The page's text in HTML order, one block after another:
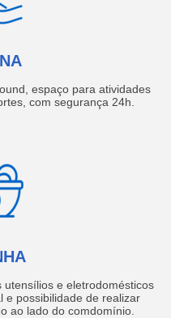
espaço para atividades
com segurança 24h.
e eletrodomésticos
e possibilidade de realizar
ao lado do comdomínio.